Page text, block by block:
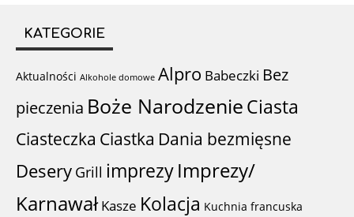
KATEGORIE
Aktualności Alkohole domowe Alpro Babeczki Bez
pieczenia Boże NarodzenieCiasta
Ciasteczka Ciastka Dania bezmięsne
Desery Grill imprezyImprezy/
Karnawał Kasze Kolacja Kuchnia francuska